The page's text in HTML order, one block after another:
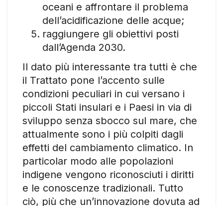
oceani e affrontare il problema
dell’acidificazione delle acque;
raggiungere gli obiettivi posti
dall’Agenda 2030.
Il dato più interessante tra tutti è che
il Trattato pone l’accento sulle
condizioni peculiari in cui versano i
piccoli Stati insulari e i Paesi in via di
sviluppo senza sbocco sul mare, che
attualmente sono i più colpiti dagli
effetti del cambiamento climatico. In
particolar modo alle popolazioni
indigene vengono riconosciuti i diritti
e le conoscenze tradizionali. Tutto
ciò, più che un’innovazione dovuta ad